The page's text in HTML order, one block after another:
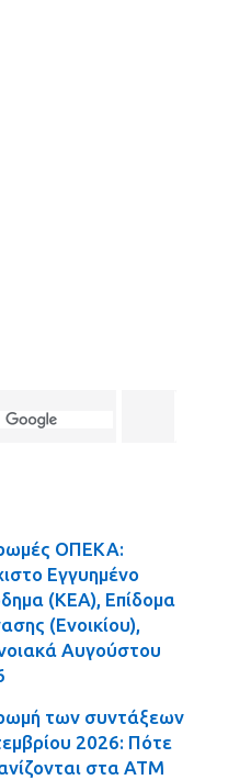
ΟΠΕΚΑ:
Εγγυημένο
(ΚΕΑ), Επίδομα
(Ενοικίου),
Αυγούστου
των συντάξεων
2026: Πότε
στα ΑΤΜ